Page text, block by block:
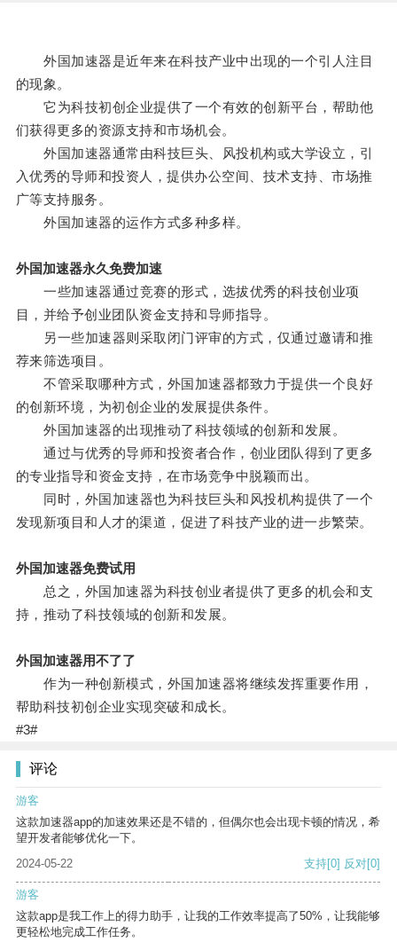
外国加速器是近年来在科技产业中出现的一个引人注目
的现象。
它为科技初创企业提供了一个有效的创新平台，帮助他
们获得更多的资源支持和市场机会。
外国加速器通常由科技巨头、风投机构或大学设立，引
入优秀的导师和投资人，提供办公空间、技术支持、市场推
广等支持服务。
外国加速器的运作方式多种多样。
外国加速器永久免费加速
一些加速器通过竞赛的形式，选拔优秀的科技创业项
目，并给予创业团队资金支持和导师指导。
另一些加速器则采取闭门评审的方式，仅通过邀请和推
荐来筛选项目。
不管采取哪种方式，外国加速器都致力于提供一个良好
的创新环境，为初创企业的发展提供条件。
外国加速器的出现推动了科技领域的创新和发展。
通过与优秀的导师和投资者合作，创业团队得到了更多
的专业指导和资金支持，在市场竞争中脱颖而出。
同时，外国加速器也为科技巨头和风投机构提供了一个
发现新项目和人才的渠道，促进了科技产业的进一步繁荣。
外国加速器免费试用
总之，外国加速器为科技创业者提供了更多的机会和支
持，推动了科技领域的创新和发展。
外国加速器用不了了
作为一种创新模式，外国加速器将继续发挥重要作用，
帮助科技初创企业实现突破和成长。
#3#
评论
游客
这款加速器app的加速效果还是不错的，但偶尔也会出现卡顿的情况，希
望开发者能够优化一下。
2024-05-22
支持[0] 反对[0]
游客
这款app是我工作上的得力助手，让我的工作效率提高了50%，让我能够
更轻松地完成工作任务。